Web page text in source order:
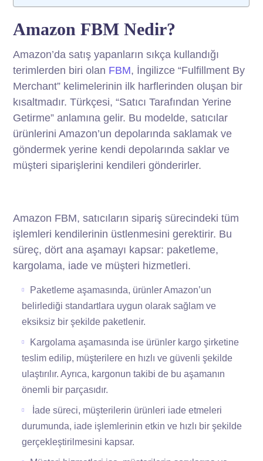
Amazon FBM Nedir?
Amazon’da satış yapanların sıkça kullandığı
terimlerden biri olan FBM, İngilizce “Fulfillment By
Merchant” kelimelerinin ilk harflerinden oluşan bir
kısaltmadır. Türkçesi, “Satıcı Tarafından Yerine
Getirme” anlamına gelir. Bu modelde, satıcılar
ürünlerini Amazon’un depolarında saklamak ve
göndermek yerine kendi depolarında saklar ve
müşteri siparişlerini kendileri gönderirler.
Amazon FBM, satıcıların sipariş sürecindeki tüm
işlemleri kendilerinin üstlenmesini gerektirir. Bu
süreç, dört ana aşamayı kapsar: paketleme,
kargolama, iade ve müşteri hizmetleri.
Paketleme aşamasında, ürünler Amazon’un
belirlediği standartlara uygun olarak sağlam ve
eksiksiz bir şekilde paketlenir.
Kargolama aşamasında ise ürünler kargo şirketine
teslim edilip, müşterilere en hızlı ve güvenli şekilde
ulaştırılır. Ayrıca, kargonun takibi de bu aşamanın
önemli bir parçasıdır.
İade süreci, müşterilerin ürünleri iade etmeleri
durumunda, iade işlemlerinin etkin ve hızlı bir şekilde
gerçekleştirilmesini kapsar.